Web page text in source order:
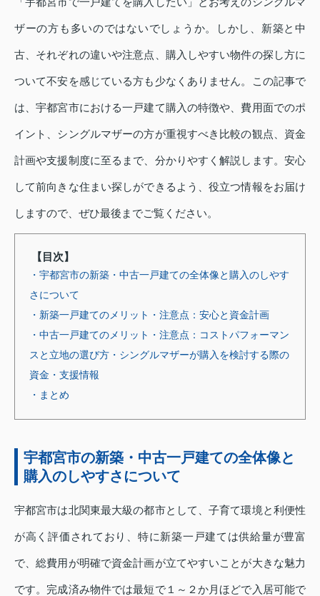
ザーの方も多いのではないでしょうか。しかし、新築と中
古、それぞれの違いや注意点、購入しやすい物件の探し方に
ついて不安を感じている方も少なくありません。この記事で
は、宇都宮市における一戸建て購入の特徴や、費用面でのポ
イント、シングルマザーの方が重視すべき比較の観点、資金
計画や支援制度に至るまで、分かりやすく解説します。安心
して前向きな住まい探しができるよう、役立つ情報をお届け
しますので、ぜひ最後までご覧ください。
【目次】
・宇都宮市の新築・中古一戸建ての全体像と購入のしやす
さについて
・新築一戸建てのメリット・注意点：安心と資金計画
・中古一戸建てのメリット・注意点：コストパフォーマン
スと立地の選び方 ・シングルマザーが購入を検討する際の
資金・支援情報
・まとめ
宇都宮市の新築・中古一戸建ての全体像と
購入のしやすさについて
宇都宮市は北関東最大級の都市として、子育て環境と利便性
が高く評価されており、特に新築一戸建ては供給量が豊富
で、総費用が明確で資金計画が立てやすいことが大きな魅力
です。完成済み物件では最短で１～２か月ほどで入居可能で